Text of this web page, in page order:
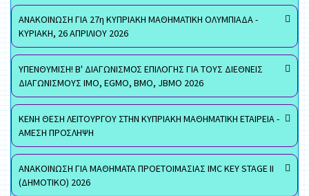
ΑΝΑΚΟΙΝΩΣΗ ΓΙΑ 27η ΚΥΠΡΙΑΚΗ ΜΑΘΗΜΑΤΙΚΗ ΟΛΥΜΠΙΑΔΑ -
ΚΥΡΙΑΚΗ, 26 ΑΠΡΙΛΙΟΥ 2026
ΥΠΕΝΘΥΜΙΣΗ! Β' ΔΙΑΓΩΝΙΣΜΟΣ ΕΠΙΛΟΓΗΣ ΓΙΑ ΤΟΥΣ ΔΙΕΘΝΕΙΣ
ΔΙΑΓΩΝΙΣΜΟΥΣ ΙΜΟ, EGMO, ΒΜΟ, JBMO 2026
ΚΕΝΗ ΘΕΣΗ ΛΕΙΤΟΥΡΓΟΥ ΣΤΗΝ ΚΥΠΡΙΑΚΗ ΜΑΘΗΜΑΤΙΚΗ ΕΤΑΙΡΕΙΑ -
ΑΜΕΣΗ ΠΡΟΣΛΗΨΗ
ΑΝΑΚΟΙΝΩΣΗ ΓΙΑ ΜΑΘΗΜΑΤΑ ΠΡΟΕΤΟΙΜΑΣΙΑΣ IMC KEY STAGE II
(ΔΗΜΟΤΙΚΟ) 2026